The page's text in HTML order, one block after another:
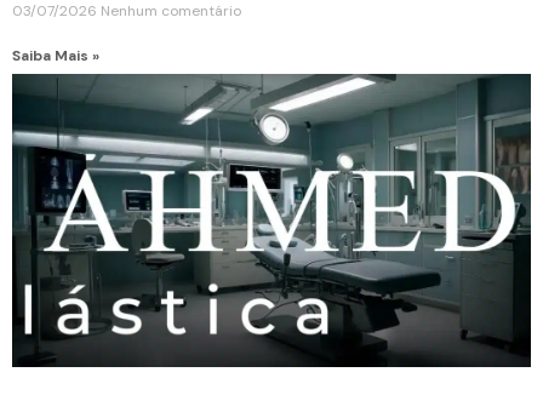
03/07/2026 Nenhum comentário
Saiba Mais »